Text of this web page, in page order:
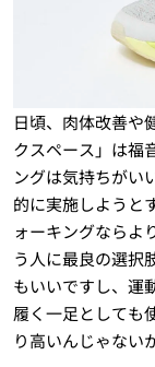
日頃、肉体改善や
クスペース」は福
ングは気持ちがい
的に実施しようと
ォーキングならよ
う人に最良の選択
もいいですし、運
履く一足としても
り高いんじゃない